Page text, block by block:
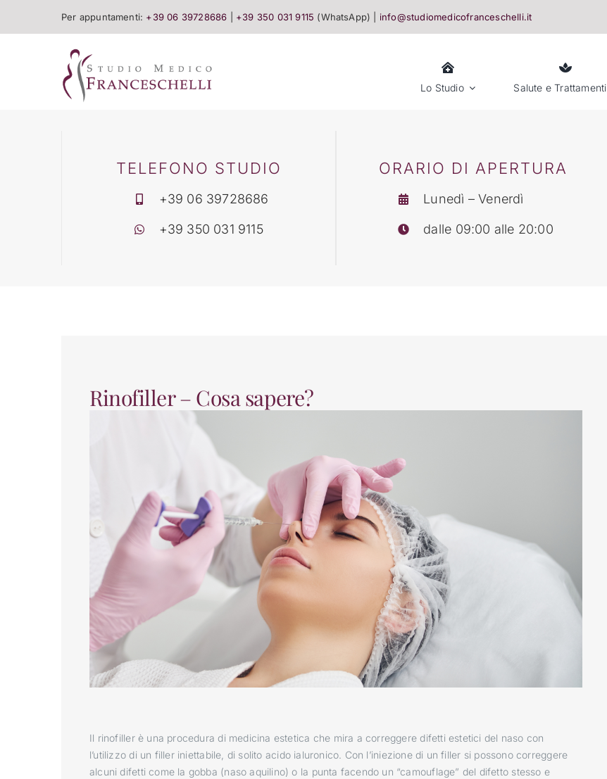
Per appuntamenti: +39 06 39728686 +39 350 031 9115 (WhatsApp) | info@studiomedicofranceschelli.it
Lo Studio Salute e Trattamenti
TELEFONO STUDIO
+39 06 39728686
+39 350 031 9115
ORARIO DI APERTURA
Lunedì – Venerdì
dalle 09:00 alle 20:00
Rinofiller – Cosa sapere?
Il rinofiller è una procedura di medicina estetica che mira a correggere difetti estetici del naso con
l’utilizzo di un filler iniettabile, di solito acido ialuronico. Con l’iniezione di un filler si possono correggere
alcuni difetti come la gobba (naso aquilino) o la punta facendo un “camouflage” del difetto stesso e